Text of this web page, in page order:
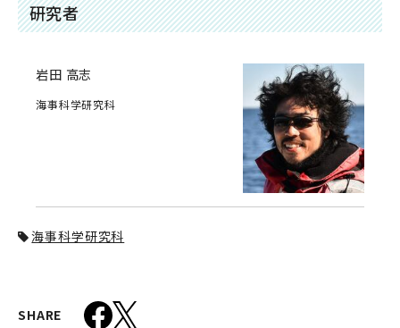
研究者
岩田 高志
海事科学研究科
海事科学研究科
SHARE